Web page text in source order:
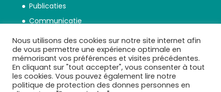
Publicaties
Communicatie
Beschermingsbeleid persoonsgegevens
Nous utilisons des cookies sur notre site internet afin
de vous permettre une expérience optimale en
mémorisant vos préférences et visites précédentes.
En cliquant sur "tout accepter", vous consenter à tout
les cookies. Vous pouvez également lire notre
politique de protection des donnes personnes en